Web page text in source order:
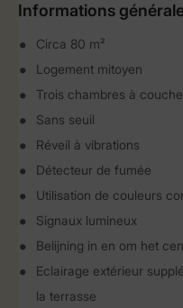
Informations
Circa 80 m²
Logement mitoyen
Trois chambres à
Sans seuil
Réveil à vibrations
Détecteur de fumée
Utilisation de couleurs
Signaux lumineux
Belijning in en om het
Eclairage extérieur
la terrasse